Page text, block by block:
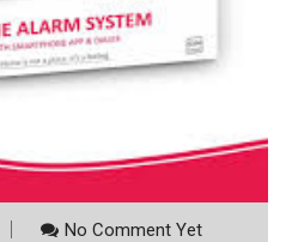
No Comment Yet